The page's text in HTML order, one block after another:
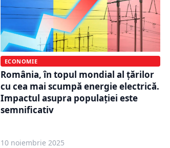
ECONOMIE
România, în topul mondial al țărilor
cu cea mai scumpă energie electrică.
Impactul asupra populației este
semnificativ
10 noiembrie 2025